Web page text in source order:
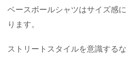
ベースボールシャツはサイズ感
ります。
ストリートスタイルを意識する